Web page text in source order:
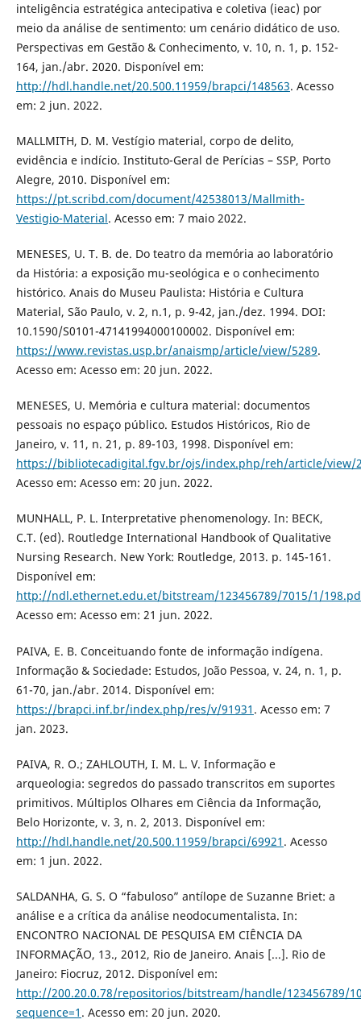
inteligência estratégica antecipativa e coletiva (ieac) por
meio da análise de sentimento: um cenário didático de uso.
Perspectivas em Gestão & Conhecimento, v. 10, n. 1, p. 152-
164, jan./abr. 2020. Disponível em:
http://hdl.handle.net/20.500.11959/brapci/148563. Acesso
em: 2 jun. 2022.
MALLMITH, D. M. Vestígio material, corpo de delito,
evidência e indício. Instituto-Geral de Perícias – SSP, Porto
Alegre, 2010. Disponível em:
https://pt.scribd.com/document/42538013/Mallmith-
Vestigio-Material. Acesso em: 7 maio 2022.
MENESES, U. T. B. de. Do teatro da memória ao laboratório
da História: a exposição mu-seológica e o conhecimento
histórico. Anais do Museu Paulista: História e Cultura
Material, São Paulo, v. 2, n.1, p. 9-42, jan./dez. 1994. DOI:
10.1590/S0101-47141994000100002. Disponível em:
https://www.revistas.usp.br/anaismp/article/view/5289.
Acesso em: Acesso em: 20 jun. 2022.
MENESES, U. Memória e cultura material: documentos
pessoais no espaço público. Estudos Históricos, Rio de
Janeiro, v. 11, n. 21, p. 89-103, 1998. Disponível em:
https://bibliotecadigital.fgv.br/ojs/index.php/reh/article/view/
Acesso em: Acesso em: 20 jun. 2022.
MUNHALL, P. L. Interpretative phenomenology. In: BECK,
C.T. (ed). Routledge International Handbook of Qualitative
Nursing Research. New York: Routledge, 2013. p. 145-161.
Disponível em:
http://ndl.ethernet.edu.et/bitstream/123456789/7015/1/
Acesso em: Acesso em: 21 jun. 2022.
PAIVA, E. B. Conceituando fonte de informação indígena.
Informação & Sociedade: Estudos, João Pessoa, v. 24, n. 1, p.
61-70, jan./abr. 2014. Disponível em:
https://brapci.inf.br/index.php/res/v/91931 . Acesso em: 7
jan. 2023.
PAIVA, R. O.; ZAHLOUTH, I. M. L. V. Informação e
arqueologia: segredos do passado transcritos em suportes
primitivos. Múltiplos Olhares em Ciência da Informação,
Belo Horizonte, v. 3, n. 2, 2013. Disponível em:
http://hdl.handle.net/20.500.11959/brapci/69921 . Acesso
em: 1 jun. 2022.
SALDANHA, G. S. O “fabuloso” antílope de Suzanne Briet: a
análise e a crítica da análise neodocumentalista. In:
ENCONTRO NACIONAL DE PESQUISA EM CIÊNCIA DA
INFORMAÇÃO, 13., 2012, Rio de Janeiro. Anais [...]. Rio de
Janeiro: Fiocruz, 2012. Disponível em:
http://200.20.0.78/repositorios/bitstream/handle/123456789/
sequence=1 . Acesso em: 20 jun. 2020.